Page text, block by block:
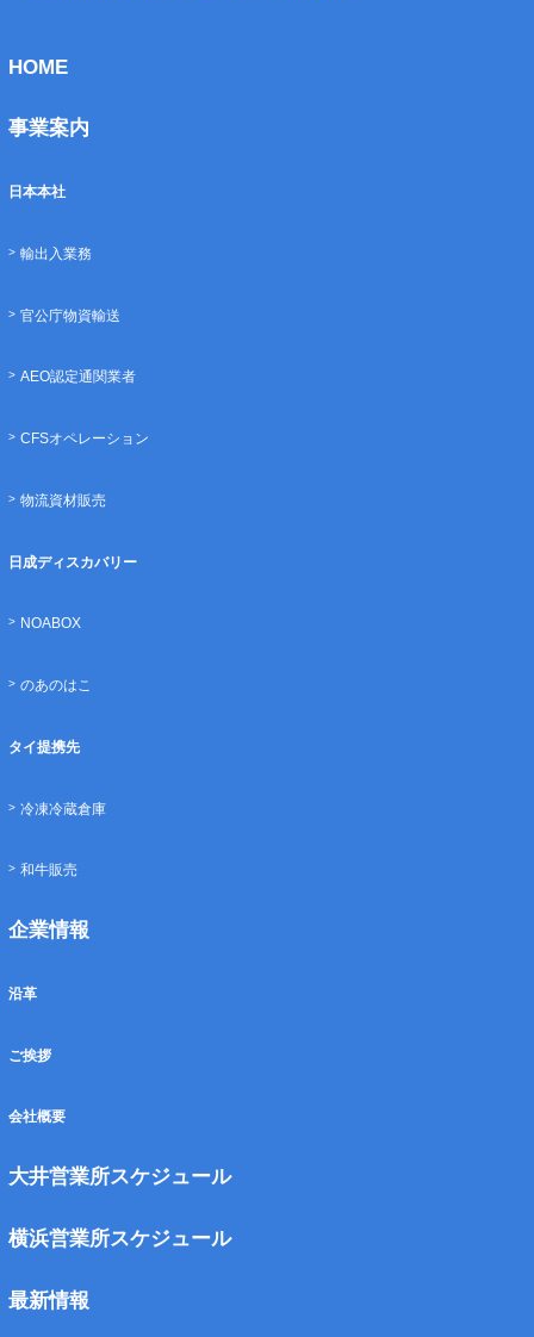
HOME
事業案内
日本本社
輸出入業務
官公庁物資輸送
AEO認定通関業者
CFSオペレーション
物流資材販売
日成ディスカバリー
NOABOX
のあのはこ
タイ提携先
冷凍冷蔵倉庫
和牛販売
企業情報
沿革
ご挨拶
会社概要
大井営業所スケジュール
横浜営業所スケジュール
最新情報